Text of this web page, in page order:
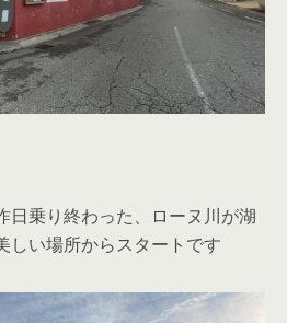
日乗り終わった、ローヌ川が湖
しい場所からスタートです